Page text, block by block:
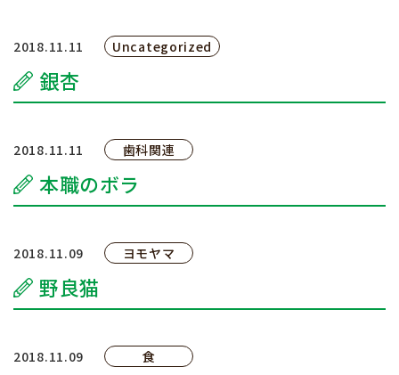
2018.11.11 Uncategorized
銀杏
2018.11.11 歯科関連
本職のボラ
2018.11.09 ヨモヤマ
野良猫
2018.11.09 食
予約のお電話はこちらから
tel.096-389-8885